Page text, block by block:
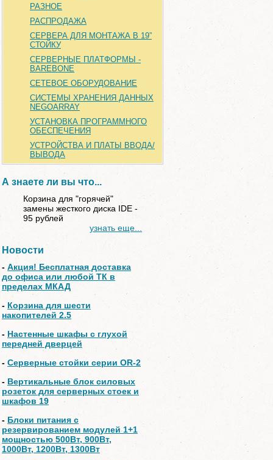
РАЗНОЕ
РАСПРОДАЖА
СЕРВЕРА ДЛЯ МОНТАЖА В 19”
СТОЙКУ
СЕРВЕРНЫЕ ПЛАТФОРМЫ -
BAREBONE
СЕТЕВОЕ ОБОРУДОВАНИЕ
СИСТЕМЫ ХРАНЕНИЯ ДАННЫХ
NEGOARRAY
УСТАНОВКА ПРОГРАММНОГО
ОБЕСПЕЧЕНИЯ
УСТРОЙСТВА И ПЛАТЫ ВВОДА/
ВЫВОДА
А знаете ли вы что...
Корзина для "горячей"
замены жесткого диска IDE -
95 рублей
узнать еще...
Новости
- Акция! Бесплатная доставка
до офиса или любой ТК в
пределах МКАД
- Корзина для шести
накопителей 2.5
- Настенные шкафы с глухой
передней дверцей
- Серверные стойки серии OR-2
- Вертикальные блок силовых
розеток для серверных стоек и
шкафов 19
- Блоки питания с
резервированием модулей 1+1
мощностью 500Вт, 900Вт,
1000Вт, 1200Вт, 1300Вт